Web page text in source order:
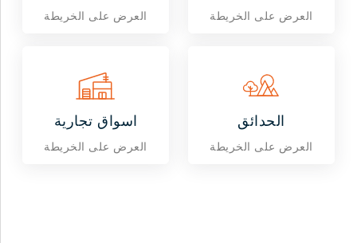
العرض على الخريطة العرض على الخريطة
اسواق تجارية
العرض على الخريطة
الحدائق
العرض على الخريطة